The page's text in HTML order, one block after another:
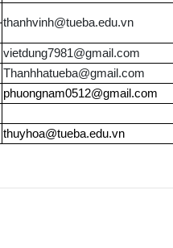
thanhvinh@tueba.edu.vn
vietdung7981@gmail.com
Thanhhatueba@gmail.com
phuongnam0512@gmail.com
thuyhoa@tueba.edu.vn